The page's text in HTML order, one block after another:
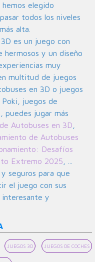
elegido
todos los niveles
alta.
es un juego con
y un diseño
muy
multitud de juegos
en 3D o juegos
juegos de
puedes jugar más
Autobuses en 3D
de Autobuses
Desafíos
Extremo 2025
seguros para que
el juego con sus
interesante y
JUEGOS 3D JUEGOS DE COCHES